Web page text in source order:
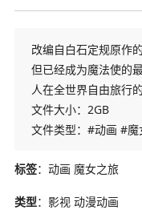
改编自白石定规原作
但已经成为魔法使的
人在全世界自由旅行的
文件大小：2GB
文件类型：#动画 #魔
标签：动画 魔女之旅
类型：影视 动漫动画